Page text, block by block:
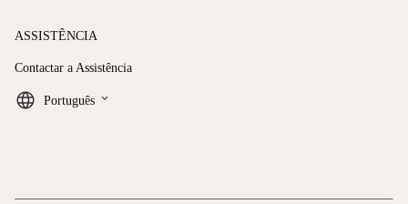
ASSISTÊNCIA
Contactar a Assistência
Português keyboard_arrow_down